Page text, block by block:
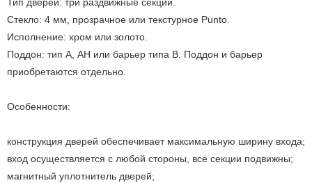
Стекло: 4 мм, прозрачное или текстурное Punto.
Исполнение: хром или золото.
Поддон: тип А, АН или барьер типа В. Поддон и барьер
приобретаются отдельно.
Особенности:
конструкция дверей обеспечивает максимальную ширину входа;
вход осуществляется с любой стороны, все секции подвижны;
магнитный уплотнитель дверей;